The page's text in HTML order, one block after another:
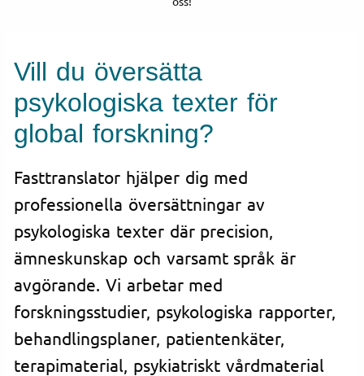
Vill du översätta
psykologiska texter för
global forskning?
Fasttranslator hjälper dig med
professionella översättningar av
psykologiska texter där precision,
ämneskunskap och varsamt språk är
avgörande. Vi arbetar med
forskningsstudier, psykologiska rapporter,
behandlingsplaner, patientenkäter,
terapimaterial, psykiatriskt vårdmaterial